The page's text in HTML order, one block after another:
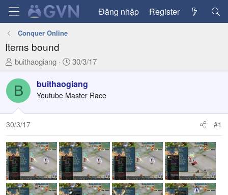
Đăng nhập Register
Conquer Online
Items bound
T
r
e
a
d
s
t
a
r
t
e
r
buithaogiang
N
à
y
ử
30/3/17
B buithaogiang
Youtube Master Race
30/3/17 #1